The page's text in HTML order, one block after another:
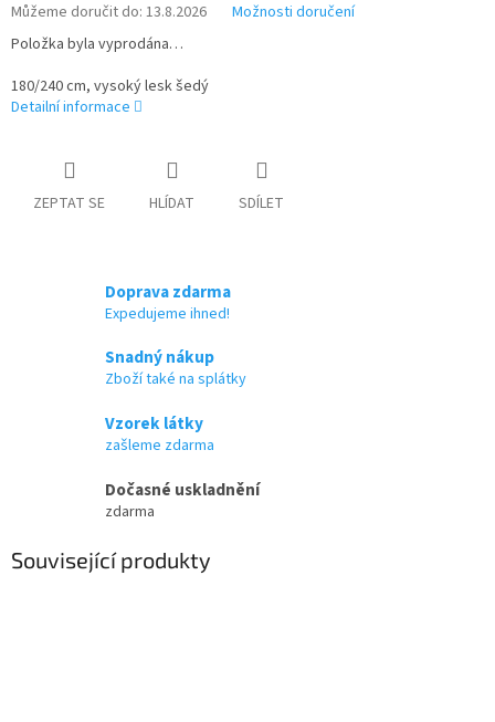
Můžeme doručit do: 13.8.2026
Možnosti doručení
Položka byla vyprodána…
180/240 cm, vysoký lesk šedý
Detailní informace
ZEPTAT SE HLÍDAT SDÍLET
Doprava zdarma
Expedujeme ihned!
Snadný nákup
Zboží také na splátky
Vzorek látky
zašleme zdarma
Dočasné uskladnění
zdarma
Související produkty